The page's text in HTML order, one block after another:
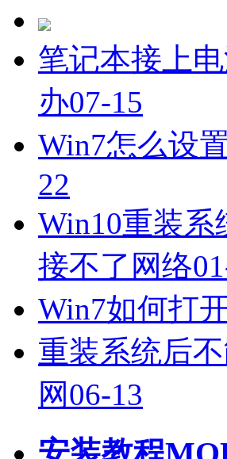
笔记本接上
办07-15
Win7怎么设
22
Win10重装
接不了网络
Win7如何打
重装系统后
网06-13